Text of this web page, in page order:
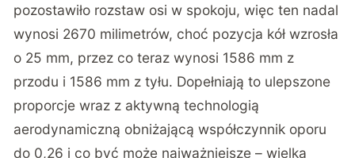
pozostawiło rozstaw osi w spokoju, więc ten nadal
wynosi 2670 milimetrów, choć pozycja kół wzrosła
o 25 mm, przez co teraz wynosi 1586 mm z
przodu i 1586 mm z tyłu. Dopełniają to ulepszone
proporcje wraz z aktywną technologią
aerodynamiczną obniżającą współczynnik oporu
do 0,26 i co być może najważniejsze – wielka